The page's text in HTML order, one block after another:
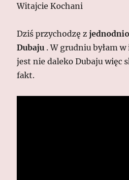
Witajcie Kochani
Dziś przychodzę z
Dubaju . W grudniu byłam
jest nie daleko Dubaju więc
fakt.